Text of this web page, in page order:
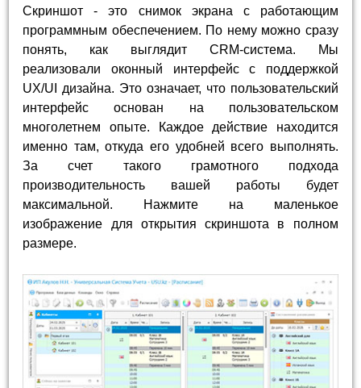
Скриншот - это снимок экрана с работающим
программным обеспечением. По нему можно сразу
понять, как выглядит CRM-система. Мы
реализовали оконный интерфейс с поддержкой
UX/UI дизайна. Это означает, что пользовательский
интерфейс основан на пользовательском
многолетнем опыте. Каждое действие находится
именно там, откуда его удобней всего выполнять.
За счет такого грамотного подхода
производительность вашей работы будет
максимальной. Нажмите на маленькое
изображение для открытия скриншота в полном
размере.